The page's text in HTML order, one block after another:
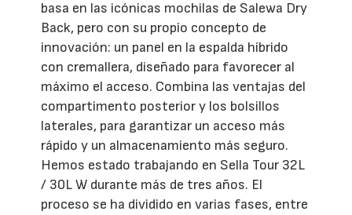
basa en las icónicas mochilas de Salewa Dry
Back, pero con su propio concepto de
innovación: un panel en la espalda híbrido
con cremallera, diseñado para favorecer al
máximo el acceso. Combina las ventajas del
compartimento posterior y los bolsillos
laterales, para garantizar un acceso más
rápido y un almacenamiento más seguro.
Hemos estado trabajando en Sella Tour 32L
/ 30L W durante más de tres años. El
proceso se ha dividido en varias fases, entre